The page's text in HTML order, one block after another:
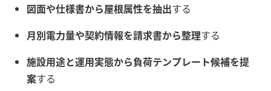
図面や仕様書から屋根属性を抽出する
月別電力量や契約情報を請求書から整理する
施設用途と運用実態から負荷テンプレート候補を提
案する